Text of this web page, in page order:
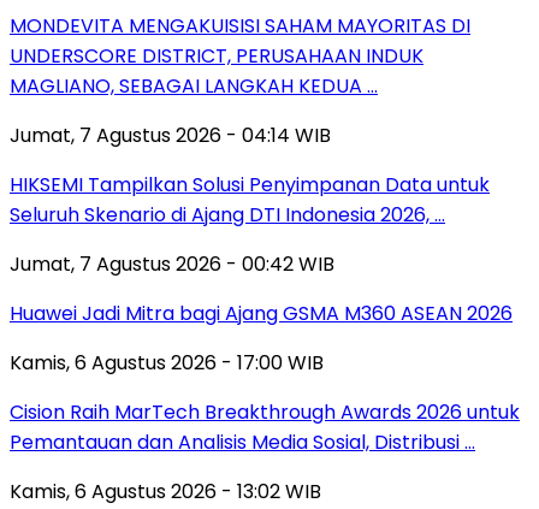
MONDEVITA MENGAKUISISI SAHAM MAYORITAS DI
UNDERSCORE DISTRICT, PERUSAHAAN INDUK
MAGLIANO, SEBAGAI LANGKAH KEDUA …
Jumat, 7 Agustus 2026 - 04:14 WIB
HIKSEMI Tampilkan Solusi Penyimpanan Data untuk
Seluruh Skenario di Ajang DTI Indonesia 2026, …
Jumat, 7 Agustus 2026 - 00:42 WIB
Huawei Jadi Mitra bagi Ajang GSMA M360 ASEAN 2026
Kamis, 6 Agustus 2026 - 17:00 WIB
Cision Raih MarTech Breakthrough Awards 2026 untuk
Pemantauan dan Analisis Media Sosial, Distribusi …
Kamis, 6 Agustus 2026 - 13:02 WIB